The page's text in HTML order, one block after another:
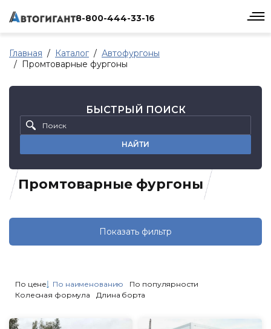
8-800-444-33-16
Главная Каталог
Автофургоны
Промтоварные фургоны
Промтоварные фургоны
БЫСТРЫЙ ПОИСК
НАЙТИ
Показать фильтр
По цене По наименованию
По популярности
Колесная формула
Длина борта